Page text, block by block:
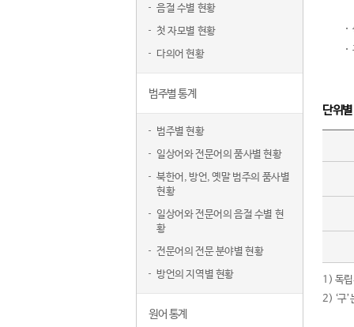
음절 수별 현황
첫 자모별 현황
다의어 현황
범주별 통계
범주별 현황
일상어와 전문어의 품사별 현황
북한어, 방언, 옛말 범주의 품사별
현황
일상어와 전문어의 음절 수별 현
황
전문어의 전문 분야별 현황
방언의 지역별 현황
원어 통계
단위
1) 독립
2) ‘구